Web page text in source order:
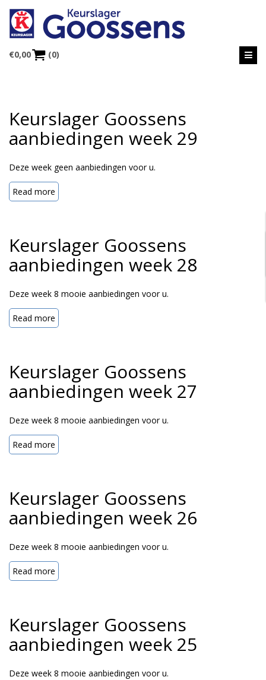
€0,00 (0)
Keurslager Goossens
aanbiedingen week 29
Deze week geen aanbiedingen voor u.
Read more
Keurslager Goossens
aanbiedingen week 28
Deze week 8 mooie aanbiedingen voor u.
Read more
Keurslager Goossens
aanbiedingen week 27
Deze week 8 mooie aanbiedingen voor u.
Read more
Keurslager Goossens
aanbiedingen week 26
Deze week 8 mooie aanbiedingen voor u.
Read more
Keurslager Goossens
aanbiedingen week 25
Deze week 8 mooie aanbiedingen voor u.